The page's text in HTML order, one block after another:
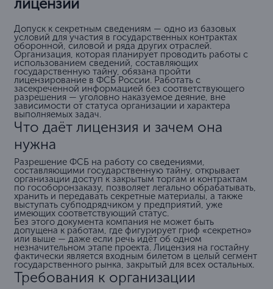
Допуск к секретным сведениям — одно из базовых
условий для участия в государственных контрактах
оборонной, силовой и ряда других отраслей.
Организация, которая планирует проводить работы с
использованием сведений, составляющих
государственную тайну, обязана пройти
лицензирование в ФСБ России. Работать с
засекреченной информацией без соответствующего
разрешения — уголовно наказуемое деяние, вне
зависимости от статуса организации и характера
выполняемых задач.
Что даёт лицензия и зачем она
нужна
Разрешение ФСБ на работу со сведениями,
составляющими государственную тайну, открывает
организации доступ к закрытым торгам и контрактам
по гособоронзаказу, позволяет легально обрабатывать,
хранить и передавать секретные материалы, а также
выступать субподрядчиком у предприятий, уже
имеющих соответствующий статус.
Без этого документа компания не может быть
допущена к работам, где фигурирует гриф «секретно»
или выше — даже если речь идёт об одном
незначительном этапе проекта. Лицензия на гостайну
фактически является входным билетом в целый сегмент
государственного рынка, закрытый для всех остальных.
Требования к организации